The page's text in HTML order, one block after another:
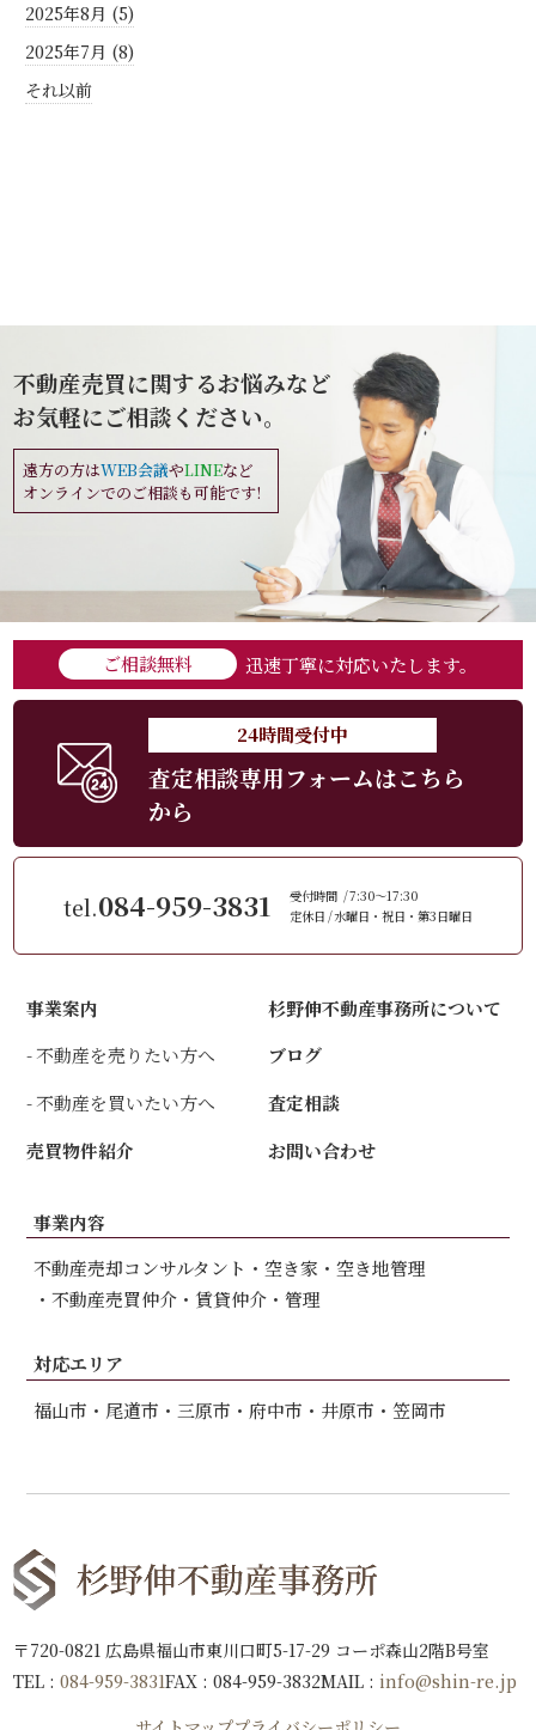
2025年8月 (5)
2025年7月 (8)
それ以前
不動産売買に関するお悩みなど
お気軽にご相談ください。
遠方の方はWEB会議やLINEなど
オンラインでのご相談も可能です!
ご相談無料 迅速丁寧に対応いたします。
24時間受付中
査定相談専用フォームはこちら
から
tel.084-959-3831 受付時間
7:30～17:30
定休日 水曜日・祝日・第3日曜日
事業案内
不動産を売りたい方へ
不動産を買いたい方へ
売買物件紹介
杉野伸不動産事務所について
ブログ
査定相談
お問い合わせ
事業内容
不動産売却コンサルタント
空き家・空き地管理
不動産売買仲介
賃貸仲介・管理
対応エリア
福山市
尾道市 三原市 府中市 井原市 笠岡市
〒720-0821 広島県福山市東川口町5-17-29 コーポ森山2階B号室
TEL :084-959-3831FAX : 084-959-3832MAIL : info@shin-re.jp